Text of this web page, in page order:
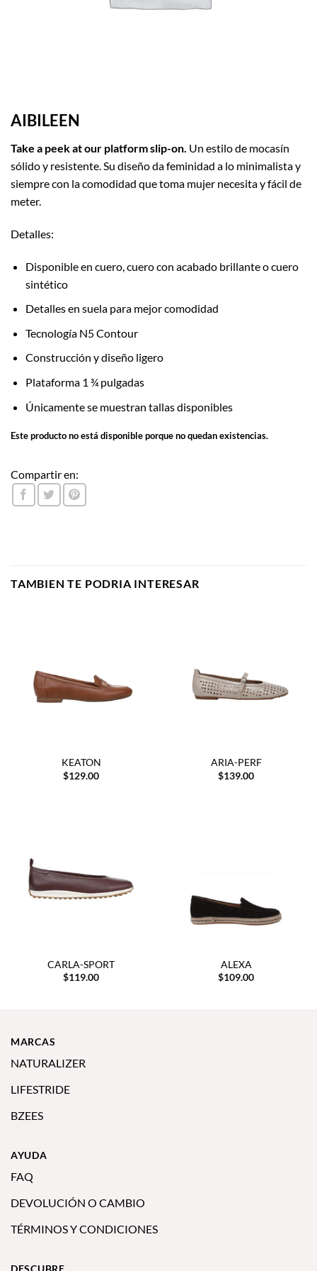
AIBILEEN
Take a peek at our platform slip-on. Un estilo de mocasín
sólido y resistente. Su diseño da feminidad a lo minimalista y
siempre con la comodidad que toma mujer necesita y fácil de
meter.
Detalles:
Disponible en cuero, cuero con acabado brillante o cuero
sintético
Detalles en suela para mejor comodidad
Tecnología N5 Contour
Construcción y diseño ligero
Plataforma 1 ¾ pulgadas
Únicamente se muestran tallas disponibles
Este producto no está disponible porque no quedan existencias.
Compartir en:
TAMBIEN TE PODRIA INTERESAR
KEATON
$129.00
ARIA-PERF
$139.00
CARLA-SPORT
$119.00
ALEXA
$109.00
MARCAS
NATURALIZER
LIFESTRIDE
BZEES
AYUDA
FAQ
DEVOLUCIÓN O CAMBIO
TÉRMINOS Y CONDICIONES
DESCUBRE